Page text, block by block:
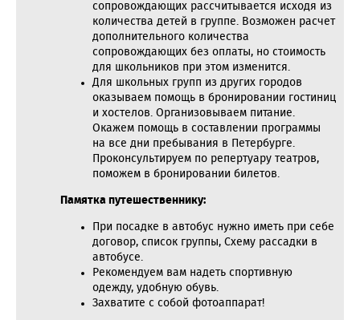
сопровождающих рассчитывается исходя из
количества детей в группе. Возможен расчет
дополнительного количества
сопровождающих без оплаты, но стоимость
для школьников при этом изменится.
Для школьных групп из других городов
оказываем помощь в бронировании гостиниц
и хостелов. Организовываем питание.
Окажем помощь в составлении программы
на все дни пребывания в Петербурге.
Проконсультируем по репертуару театров,
поможем в бронировании билетов.
Памятка путешественнику:
При посадке в автобус нужно иметь при себе
договор, список группы, Схему рассадки в
автобусе.
Рекомендуем вам надеть спортивную
одежду, удобную обувь.
Захватите с собой фотоаппарат!